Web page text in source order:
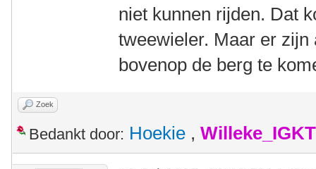
niet kunnen rijden. Dat
tweewieler. Maar er
bovenop de berg te
Zoek
Bedankt door: Hoekie , Willeke_IGKT